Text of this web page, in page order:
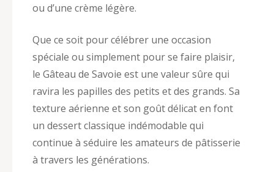
ou d’une crème légère.
Que ce soit pour célébrer une occasion
spéciale ou simplement pour se faire plaisir,
le Gâteau de Savoie est une valeur sûre qui
ravira les papilles des petits et des grands. Sa
texture aérienne et son goût délicat en font
un dessert classique indémodable qui
continue à séduire les amateurs de pâtisserie
à travers les générations.